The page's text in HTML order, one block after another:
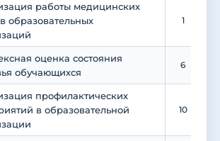
работы медицинских
образовательных
1
оценка состояния
обучающихся
6
профилактических
в образовательной
10